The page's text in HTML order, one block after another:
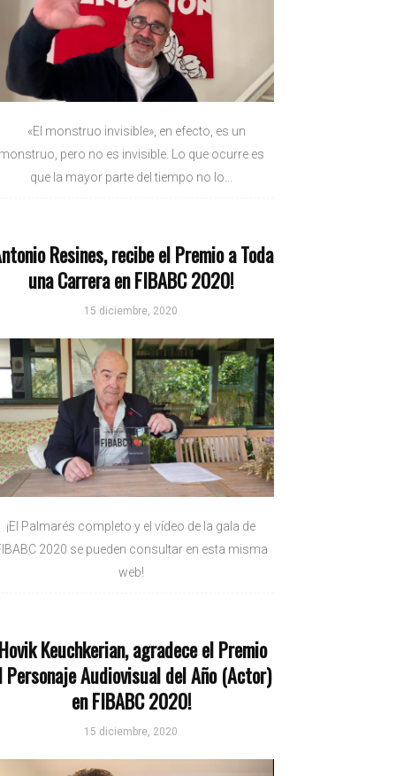
«El monstruo invisible», en efecto, es un
pero no es invisible. Lo que ocurre es
que la mayor parte del tiempo no lo...
Resines, recibe el Premio a Toda
una Carrera en FIBABC 2020!
15 diciembre, 2020
¡El Palmarés completo y el vídeo de la gala de
2020 se pueden consultar en esta misma
web!
Keuchkerian, agradece el Premio
Personaje Audiovisual del Año (Actor)
en FIBABC 2020!
15 diciembre, 2020